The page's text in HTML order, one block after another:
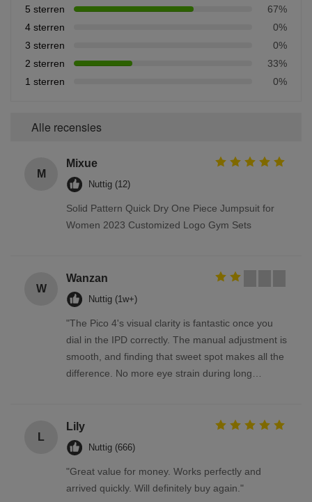
5 sterren
67%
4 sterren
0%
3 sterren
0%
2 sterren
33%
1 sterren
0%
Alle recensies
M
Mixue
Nuttig (12)
Solid Pattern Quick Dry One Piece Jumpsuit for
Women 2023 Customized Logo Gym Sets
W
Wanzan
Nuttig (1w+)
"The Pico 4's visual clarity is fantastic once you
dial in the IPD correctly. The manual adjustment is
smooth, and finding that sweet spot makes all the
difference. No more eye strain during long
fantastic once you dial in the IPD correctly. The
manual adjustment is smooth, and finding that
sweet spot makes all the difference. No more eye
strain during long sessions. Highly recommend
taking the time to set it up properly!""The Pico 4's
L
Lily
Nuttig (666)
"Great value for money. Works perfectly and
arrived quickly. Will definitely buy again."